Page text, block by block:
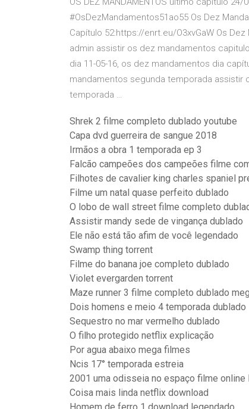
#OsDezMandamentos51ao55 Os Dez
Capítulo 52:https://enrt.eu/O3xvGaW Os
admin assistir os dez mandamentos
dia 11-05-16, os dez mandamentos dia
mandamentos segunda temporada assistir
temporada …
Shrek 2 filme completo dublado youtube
Capa dvd guerreira de sangue 2018
Irmãos a obra 1 temporada ep 3
Falcão campeões dos campeões filme
Filhotes de cavalier king charles spaniel
Filme um natal quase perfeito dublado
O lobo de wall street filme completo
Assistir mandy sede de vingança dublado
Ele não está tão afim de você legendado
Swamp thing torrent
Filme do banana joe completo dublado
Violet evergarden torrent
Maze runner 3 filme completo dublado
Dois homens e meio 4 temporada dublado
Sequestro no mar vermelho dublado
O filho protegido netflix explicação
Por agua abaixo mega filmes
Ncis 17° temporada estreia
2001 uma odisseia no espaço filme online
Coisa mais linda netflix download